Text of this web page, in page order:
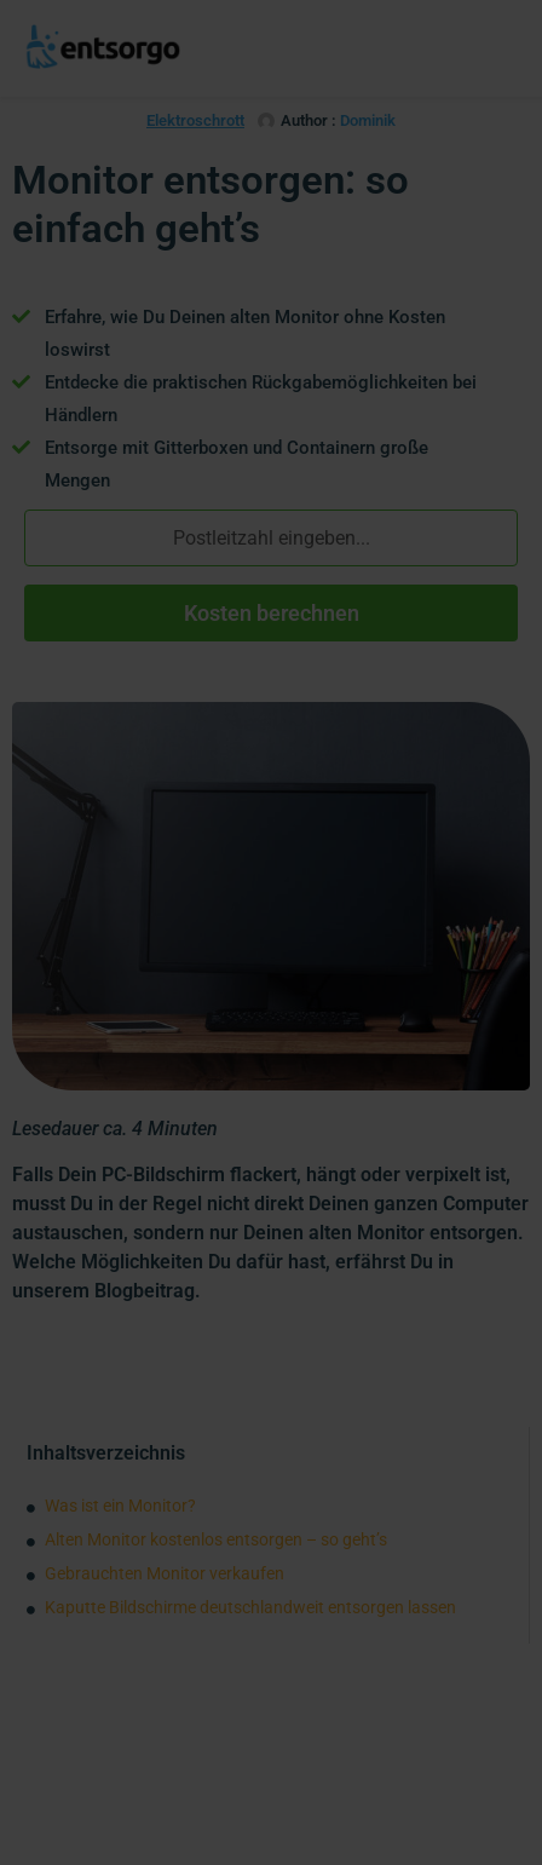
Elektroschrott Author : Dominik
Monitor entsorgen: so
einfach geht’s
Erfahre, wie Du Deinen alten Monitor ohne Kosten
loswirst
Entdecke die praktischen Rückgabemöglichkeiten bei
Händlern
Entsorge mit Gitterboxen und Containern große
Mengen
Kosten berechnen
Lesedauer ca. 4 Minuten
Falls Dein PC-Bildschirm flackert, hängt oder verpixelt ist,
musst Du in der Regel nicht direkt Deinen ganzen Computer
austauschen, sondern nur Deinen alten Monitor entsorgen.
Welche Möglichkeiten Du dafür hast, erfährst Du in
unserem Blogbeitrag.
Inhaltsverzeichnis
Was ist ein Monitor?
Alten Monitor kostenlos entsorgen – so geht’s
Gebrauchten Monitor verkaufen
Kaputte Bildschirme deutschlandweit entsorgen lassen